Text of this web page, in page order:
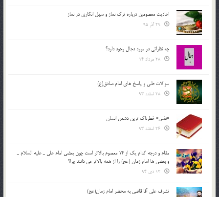
احادیث معصومین درباره ترک نماز و سهل انگاری در نماز
چه نظراتی در مورد دجال وجود دارد؟
سوالات طبی و پاسخ های امام صادق(ع)
«نفس» خطرناک ترین دشمن انسان
مقام و درجه كدام يك از 14 معصوم بالاتر است چون بعضي امام علي ـ عليه السلام ـ
و بعضي ها امام زمان (عج) را از همه بالاتر مي دانند چرا؟
تشرف علي آقا قاضي به محضر امام زمان(عج)